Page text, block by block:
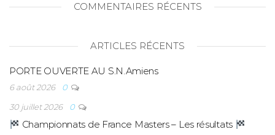
COMMENTAIRES RÉCENTS
ARTICLES RÉCENTS
PORTE OUVERTE AU S.N.Amiens
6 août 2026
0
30 juillet 2026
0
Championnats de France Masters – Les résultats